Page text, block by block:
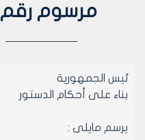
مرسوم رقم 53 لعام 2006
ئيس الجمهورية‏
بناء على أحكام الدستور
يرسم مايلى :